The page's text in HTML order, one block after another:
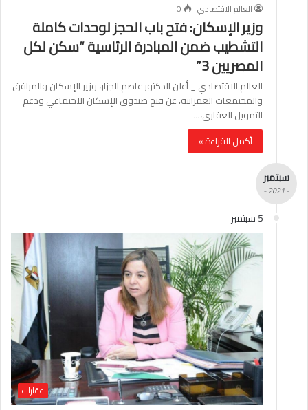
العالم الاقتصادي
0
وزير الإسكان: فتح باب الحجز لوحدات كاملة
التشطيب ضمن المبادرة الرئاسية “سكن لكل
المصريين 3”
العالم الاقتصادي _ أعلن الدكتور عاصم الجزار، وزير الإسكان والمرافق
والمجتمعات العمرانية، عن فتح صندوق الإسكان الاجتماعي ودعم
التمويل العقاري،…
أكمل القراءة »
سبتمبر
- 2021 -
5 سبتمبر
عقارات